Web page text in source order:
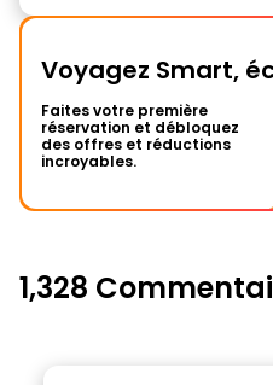
Voyagez Smart,
Faites votre première
réservation et débloquez
des offres et réductions
incroyables.
1,328